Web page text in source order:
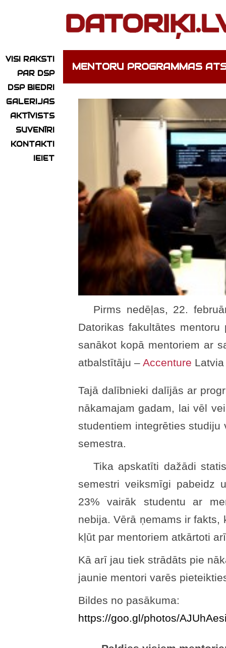
VISI RAKSTI
PAR DSP
DSP BIEDRI
GALERIJAS
AKTĪVISTS
SUVENĪRI
KONTAKTI
IEIET
MENTORU PROGRAMMAS
Pirms nedēļas, 22.
Datorikas fakultātes
sanākot kopā mentoriem ar
atbalstītāju – Accenture
Tajā dalībnieki dalījās ar
nākamajam gadam, lai vēl
studentiem integrēties
semestra.
Tika apskatīti dažādi
semestri veiksmīgi pabeidz
23% vairāk studentu ar
nebija. Vērā ņemams ir
kļūt par mentoriem atkārtoti
Kā arī jau tiek strādāts pie
jaunie mentori varēs
Bildes no pasākuma:
https://goo.gl/photos/